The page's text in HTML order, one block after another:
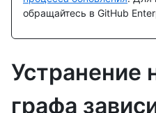
обращайтесь в GitHub
Устранение
графа